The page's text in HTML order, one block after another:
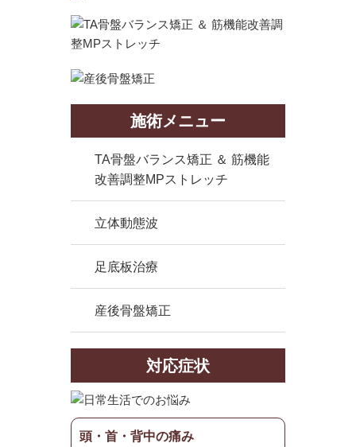
施術メニュー
TA骨盤バランス矯正 ＆ 筋機能
改善調整MPストレッチ
立体動態波
足底板治療
産後骨盤矯正
対応症状
頭・首・背中の痛み